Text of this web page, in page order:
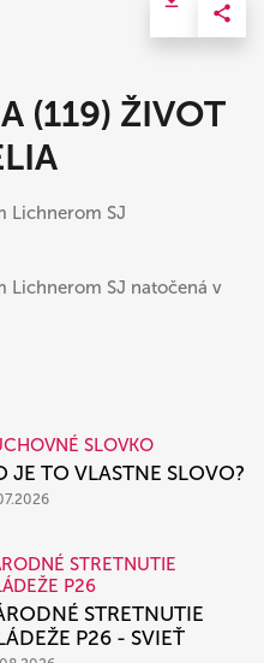
(119) ŽIVOT
Lichnerom SJ
Lichnerom SJ natočená v
SLOVKO
JE TO VLASTNE SLOVO?
STRETNUTIE
P26
STRETNUTIE
P26 - SVIEŤ